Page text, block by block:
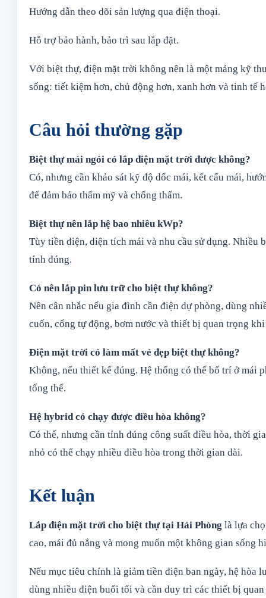
Hướng dẫn theo dõi sản lượng qua điện thoại.
Hỗ trợ bảo hành, bảo trì sau lắp đặt.
Với biệt thự, điện mặt trời không nên là một mảng kỹ
sống: tiết kiệm hơn, chủ động hơn, xanh hơn và tinh tế
Câu hỏi thường gặp
Biệt thự mái ngói có lắp điện mặt trời được không?
Có, nhưng cần khảo sát kỹ độ dốc mái, kết cấu mái,
để đảm bảo thẩm mỹ và chống thấm.
Biệt thự nên lắp hệ bao nhiêu kWp?
Tùy tiền điện, diện tích mái và nhu cầu sử dụng. Nhiều
tính đúng.
Có nên lắp pin lưu trữ cho biệt thự không?
Nên cân nhắc nếu gia đình cần điện dự phòng, dùng
cuốn, cổng tự động, bơm nước và thiết bị quan trọng
Điện mặt trời có làm mất vẻ đẹp biệt thự không?
Không, nếu thiết kế đúng. Hệ thống có thể bố trí ở mái
tổng thể.
Hệ hybrid có chạy được điều hòa không?
Có thể, nhưng cần tính đúng công suất điều hòa, thời
nhỏ có thể chạy nhiều điều hòa trong thời gian dài.
Kết luận
Lắp điện mặt trời cho biệt thự tại Hải Phòng là lựa
cao, mái đủ nắng và mong muốn một không gian sống
Nếu mục tiêu chính là giảm tiền điện ban ngày, hệ hòa
dùng nhiều điện buổi tối và cần duy trì các thiết bị